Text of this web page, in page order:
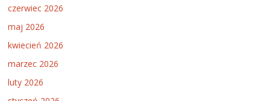
czerwiec 2026
maj 2026
kwiecień 2026
marzec 2026
luty 2026